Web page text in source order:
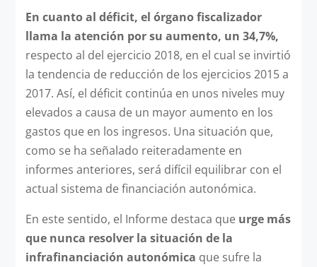
En cuanto al déficit, el órgano fiscalizador
llama la atención por su aumento, un 34,7%,
respecto al del ejercicio 2018, en el cual se invirtió
la tendencia de reducción de los ejercicios 2015 a
2017. Así, el déficit continúa en unos niveles muy
elevados a causa de un mayor aumento en los
gastos que en los ingresos. Una situación que,
como se ha señalado reiteradamente en
informes anteriores, será difícil equilibrar con el
actual sistema de financiación autonómica.
En este sentido, el Informe destaca que urge más
que nunca resolver la situación de la
infrafinanciación autonómica que sufre la